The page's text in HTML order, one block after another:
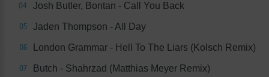
04 Josh Butler, Bontan - Call You Back
05 Jaden Thompson - All Day
06 London Grammar - Hell To The Liars (Kolsch Remix)
07 Butch - Shahrzad (Matthias Meyer Remix)